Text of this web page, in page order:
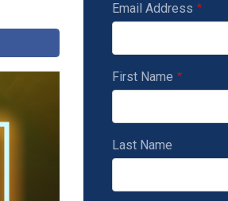
Email Address
First Name
Last Name